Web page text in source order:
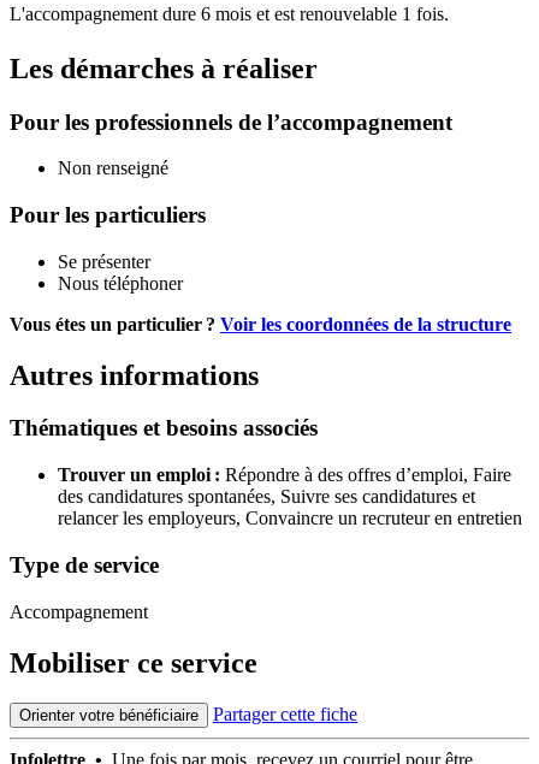
L'accompagnement dure 6 mois et est renouvelable 1 fois.
Les démarches à réaliser
Pour les professionnels de l’accompagnement
Non renseigné
Pour les particuliers
Se présenter
Nous téléphoner
Vous étes un particulier ? Voir les coordonnées de la structure
Autres informations
Thématiques et besoins associés
Trouver un emploi : Répondre à des offres d’emploi, Faire
des candidatures spontanées, Suivre ses candidatures et
relancer les employeurs, Convaincre un recruteur en entretien
Type de service
Accompagnement
Mobiliser ce service
Orienter votre bénéficiaire Partager cette fiche